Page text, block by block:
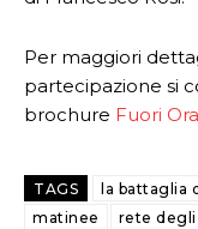
Per maggiori
partecipazione si
brochure Fuori
TAGS la battaglia
matinee
rete